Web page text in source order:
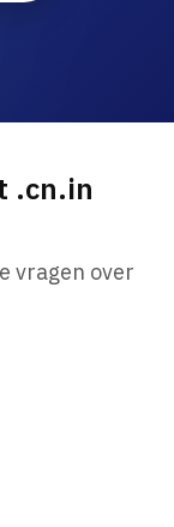
.cn.in
vragen over